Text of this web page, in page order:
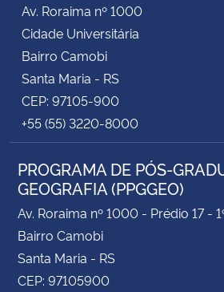
Av. Roraima nº 1000
Cidade Universitária
Bairro Camobi
Santa Maria - RS
CEP: 97105-900
+55 (55) 3220-8000
PROGRAMA DE PÓS-
GEOGRAFIA (PPGGEO)
Av. Roraima nº 1000 - Prédio 17 -
Bairro Camobi
Santa Maria - RS
CEP: 97105900